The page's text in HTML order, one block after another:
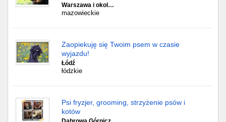
Warszawa i okol…
mazowieckie
Zaopiekuję się Twoim psem w czasie
wyjazdu!
Łódź
łódzkie
Psi fryzjer, grooming, strzyżenie psów i
kotów